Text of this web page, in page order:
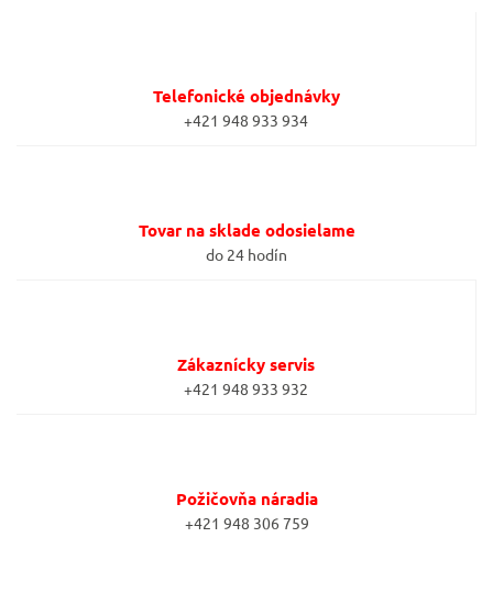
Telefonické objednávky
+421 948 933 934
Tovar na sklade odosielame
do 24 hodín
Zákaznícky servis
+421 948 933 932
Požičovňa náradia
+421 948 306 759